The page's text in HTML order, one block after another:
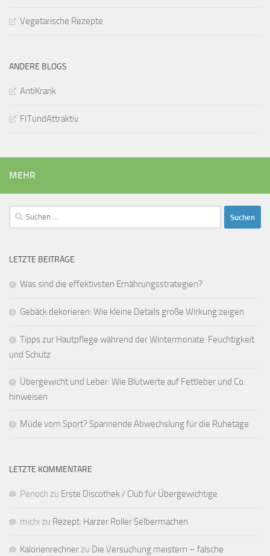
Vegetarische Rezepte
ANDERE BLOGS
AntiKrank
FITundAttraktiv
MEHR
Suchen
nach:
LETZTE BEITRÄGE
Was sind die effektivsten Ernährungsstrategien?
Gebäck dekorieren: Wie kleine Details große Wirkung zeigen
Tipps zur Hautpflege während der Wintermonate: Feuchtigkeit
und Schutz
Übergewicht und Leber: Wie Blutwerte auf Fettleber und Co.
hinweisen
Müde vom Sport? Spannende Abwechslung für die Ruhetage
LETZTE KOMMENTARE
Penoch zu Erste Discothek / Club für Übergewichtige
michi zu Rezept: Harzer Roller Selbermachen
Kalorienrechnerzu Die Versuchung meistern – falsche